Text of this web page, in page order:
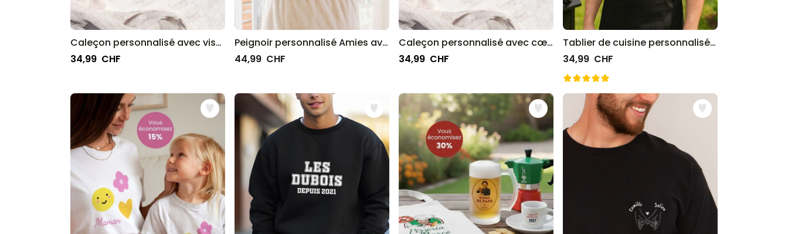
Caleçon personnalisé avec visage et oreilles de lapin
34,99 CHF
Peignoir personnalisé Amies avec texte - Illustration
44,99 CHF
Caleçon personnalisé avec cœur et initiales
34,99 CHF
Tablier de cuisine personnalisé Édition limitée
34,99 CHF